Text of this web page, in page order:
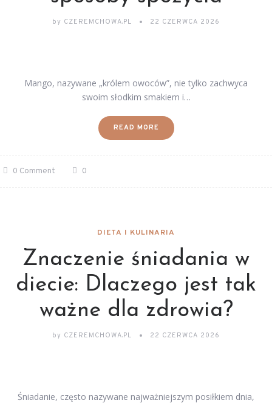
by CZEREMCHOWA.PL 22 CZERWCA 2026
Mango, nazywane „królem owoców”, nie tylko zachwyca
swoim słodkim smakiem i…
READ MORE
0 Comment 0
DIETA I KULINARIA
Znaczenie śniadania w
diecie: Dlaczego jest tak
ważne dla zdrowia?
by CZEREMCHOWA.PL 22 CZERWCA 2026
Śniadanie, często nazywane najważniejszym posiłkiem dnia,